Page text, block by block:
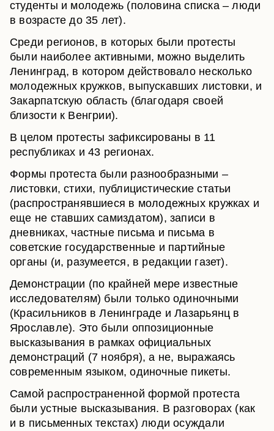
студенты и молодежь (половина списка – люди
в возрасте до 35 лет).
Среди регионов, в которых были протесты
были наиболее активными, можно выделить
Ленинград, в котором действовало несколько
молодежных кружков, выпускавших листовки, и
Закарпатскую область (благодаря своей
близости к Венгрии).
В целом протесты зафиксированы в 11
республиках и 43 регионах.
Формы протеста были разнообразными –
листовки, стихи, публицистические статьи
(распространявшиеся в молодежных кружках и
еще не ставших самиздатом), записи в
дневниках, частные письма и письма в
советские государственные и партийные
органы (и, разумеется, в редакции газет).
Демонстрации (по крайней мере известные
исследователям) были только одиночными
(Красильников в Ленинграде и Лазарьянц в
Ярославле). Это были оппозиционные
высказывания в рамках официальных
демонстраций (7 ноября), а не, выражаясь
современным языком, одиночные пикеты.
Самой распространенной формой протеста
были устные высказывания. В разговорах (как
и в письменных текстах) люди осуждали